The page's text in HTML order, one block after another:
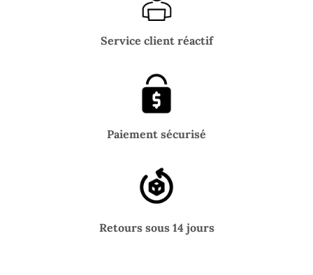
Service client réactif
Paiement sécurisé
Retours sous 14 jours